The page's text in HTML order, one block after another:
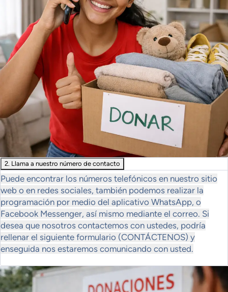
2. Llama a nuestro número de contacto
Puede encontrar los números telefónicos en nuestro sitio
web o en redes sociales, también podemos realizar la
programación por medio del aplicativo WhatsApp, o
Facebook Messenger, así mismo mediante el correo. Si
desea que nosotros contactemos con ustedes, podría
rellenar el siguiente formulario (CONTÁCTENOS) y
enseguida nos estaremos comunicando con usted.